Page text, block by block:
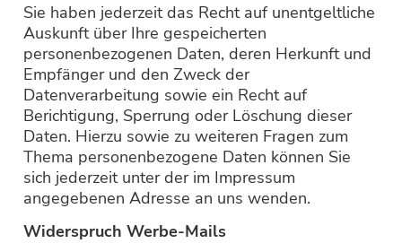
Sie haben jederzeit das Recht auf unentgeltliche
Auskunft über Ihre gespeicherten
personenbezogenen Daten, deren Herkunft und
Empfänger und den Zweck der
Datenverarbeitung sowie ein Recht auf
Berichtigung, Sperrung oder Löschung dieser
Daten. Hierzu sowie zu weiteren Fragen zum
Thema personenbezogene Daten können Sie
sich jederzeit unter der im Impressum
angegebenen Adresse an uns wenden.
Widerspruch Werbe-Mails